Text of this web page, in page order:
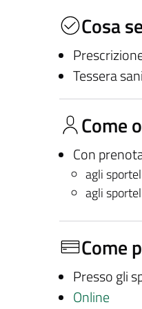
Cosa
Tessera
Come
Con
agli
agli
Come
Presso gli
Online